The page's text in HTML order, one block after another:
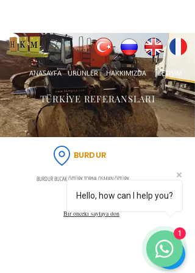
ANASAYFA ÜRÜNLER HAKKIMIZDA İLETİŞİM
TÜRKİYE REFERANSLARI
BURDUR
BURDUR BUCAK ÖZTÜRK TORNA OSMAN ÖZTÜRK
Bir önceki sayfaya dön
Hello, how can I help you?
1